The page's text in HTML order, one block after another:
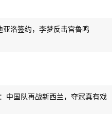
洛签约，李梦反击宫鲁鸣
中国队再战新西兰，夺冠真有戏